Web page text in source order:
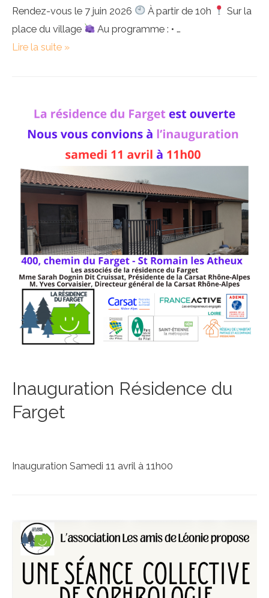
Rendez-vous le 7 juin 2026
À partir de 10h
Sur la
place du village
Au programme : • …
Dégustation
Lire la suite »
Inauguration Résidence du
Farget
Inauguration Samedi 11 avril à 11h00